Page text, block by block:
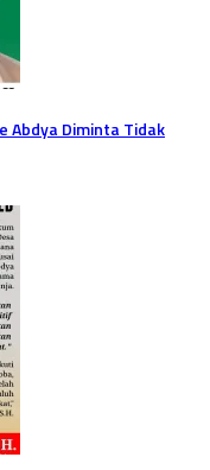
Abdya Diminta Tidak